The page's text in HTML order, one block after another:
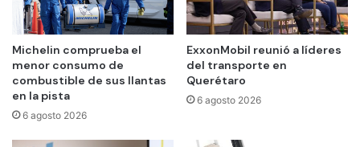
Michelin comprueba el
menor consumo de
combustible de sus llantas
en la pista
6 agosto 2026
ExxonMobil reunió a líderes
del transporte en
Querétaro
6 agosto 2026